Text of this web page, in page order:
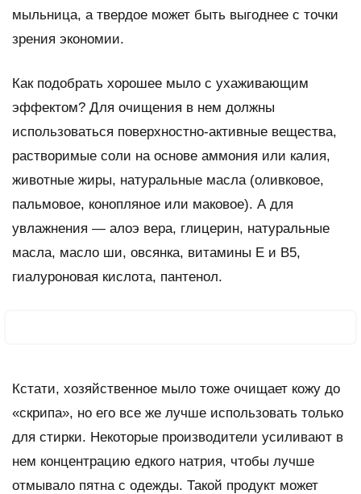
мыльница, а твердое может быть выгоднее с точки
зрения экономии.
Как подобрать хорошее мыло с ухаживающим
эффектом? Для очищения в нем должны
использоваться поверхностно-активные вещества,
растворимые соли на основе аммония или калия,
животные жиры, натуральные масла (оливковое,
пальмовое, конопляное или маковое). А для
увлажнения — алоэ вера, глицерин, натуральные
масла, масло ши, овсянка, витамины Е и В5,
гиалуроновая кислота, пантенол.
Кстати, хозяйственное мыло тоже очищает кожу до
«скрипа», но его все же лучше использовать только
для стирки. Некоторые производители усиливают в
нем концентрацию едкого натрия, чтобы лучше
отмывало пятна с одежды. Такой продукт может